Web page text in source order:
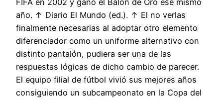
FIFA en 2002 y ganó el Balón de Oro ese mismo
año. ↑ Diario El Mundo (ed.). ↑ El no verlas
finalmente necesarias al adoptar otro elemento
diferenciador como un uniforme alternativo con
distinto pantalón, pudiera ser una de las
respuestas lógicas de dicho cambio de parecer.
El equipo filial de fútbol vivió sus mejores años
consiguiendo un subcampeonato en la Copa del